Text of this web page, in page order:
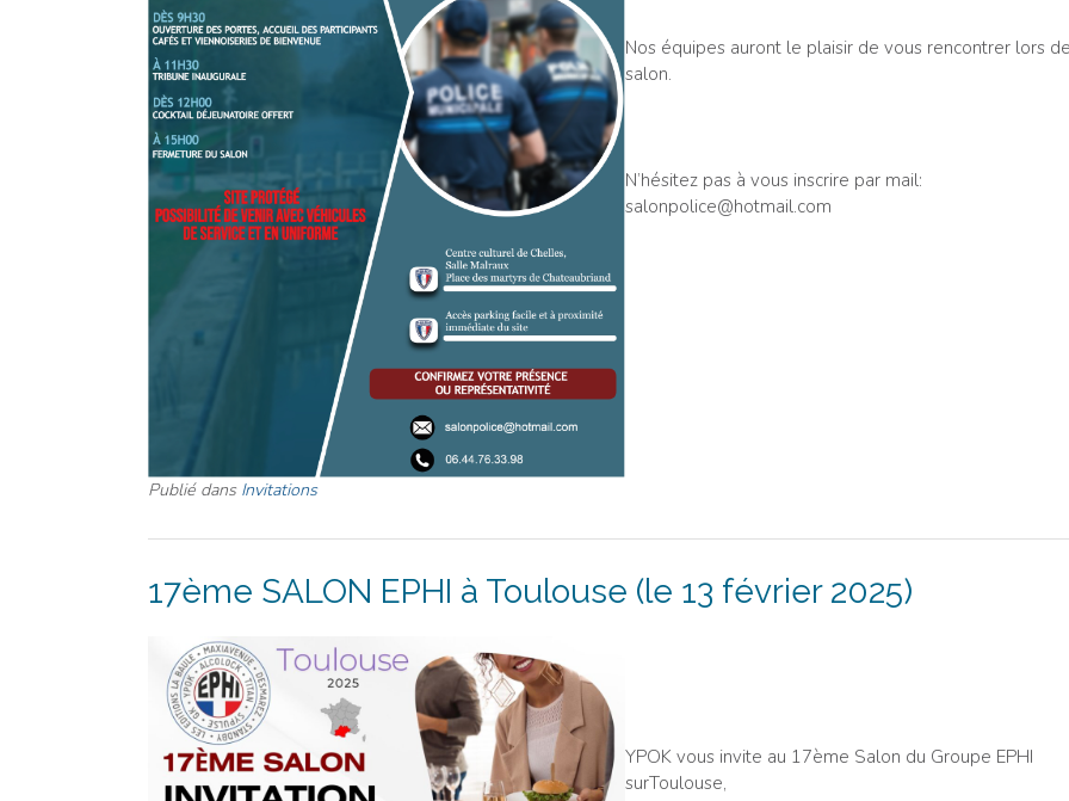
Nos équipes auront le plaisir de vous rencontrer lors
salon.
N’hésitez pas à vous inscrire par mail:
salonpolice@hotmail.com
Publié dans Invitations
17ème SALON EPHI à Toulouse (le 13 février 2025)
YPOK vous invite au 17ème Salon du Groupe EPHI
surToulouse,